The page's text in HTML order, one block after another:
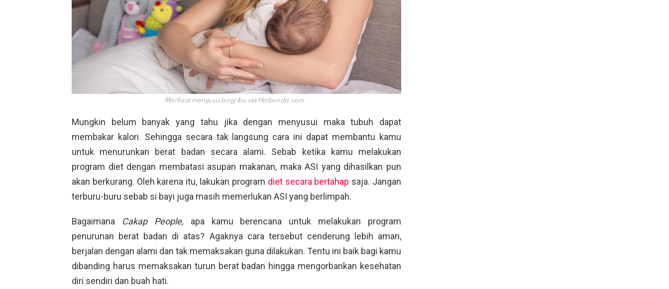
Manfaat menyusui bagi ibu via Haibunda.com
Mungkin belum banyak yang tahu jika dengan menyusui maka tubuh dapat
membakar kalori. Sehingga secara tak langsung cara ini dapat membantu kamu
untuk menurunkan berat badan secara alami. Sebab ketika kamu melakukan
program diet dengan membatasi asupan makanan, maka ASI yang dihasilkan pun
akan berkurang. Oleh karena itu, lakukan program diet secara bertahap saja. Jangan
terburu-buru sebab si bayi juga masih memerlukan ASI yang berlimpah.
Bagaimana Cakap People, apa kamu berencana untuk melakukan program
penurunan berat badan di atas? Agaknya cara tersebut cenderung lebih aman,
berjalan dengan alami dan tak memaksakan guna dilakukan. Tentu ini baik bagi kamu
dibanding harus memaksakan turun berat badan hingga mengorbankan kesehatan
diri sendiri dan buah hati.